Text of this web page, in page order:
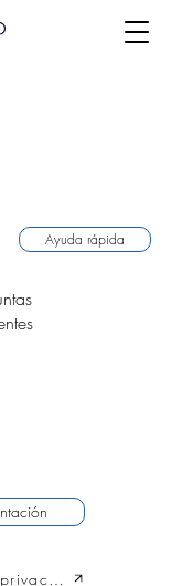
Ayuda rápida